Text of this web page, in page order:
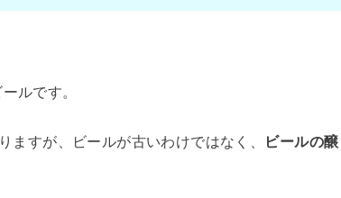
ルです。
すが、ビールが古いわけではなく、
ビールの醸